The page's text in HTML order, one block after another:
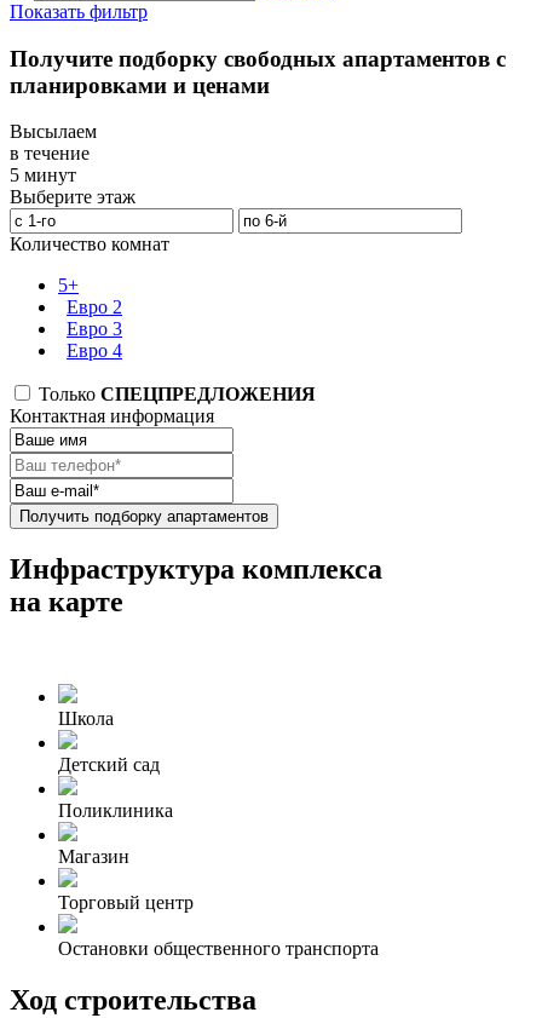
Показать фильтр
Получите подборку свободных апартаментов с
планировками и ценами
Высылаем
в течение
5 минут
Выберите этаж
Количество комнат
5+
Евро 2
Евро 3
Евро 4
Только СПЕЦПРЕДЛОЖЕНИЯ
Контактная информация
Получить подборку апартаментов
Инфраструктура комплекса
на карте
Школа
Детский сад
Поликлиника
Магазин
Торговый центр
Остановки общественного транспорта
Ход строительства